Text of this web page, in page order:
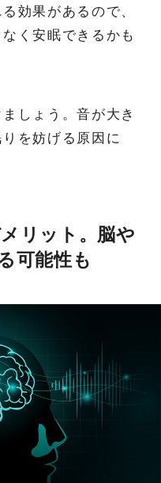
効果があるので、
く安眠できるかも
しょう。音が大き
を妨げる原因に
リット。脳や
可能性も